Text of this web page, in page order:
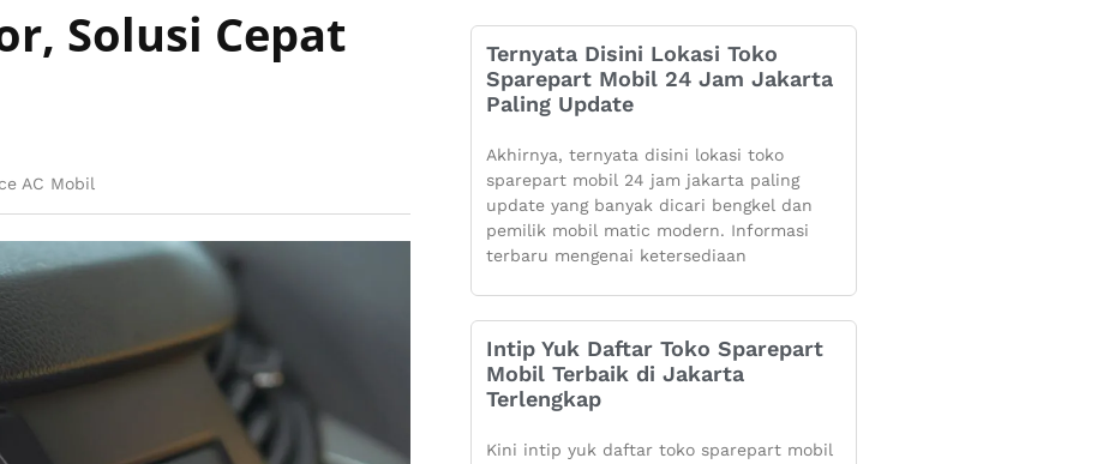
Solusi Cepat
AC Mobil
Ternyata Disini Lokasi Toko
Sparepart Mobil 24 Jam Jakarta
Paling Update
Akhirnya, ternyata disini lokasi toko
sparepart mobil 24 jam jakarta paling
update yang banyak dicari bengkel dan
pemilik mobil matic modern. Informasi
terbaru mengenai ketersediaan
Intip Yuk Daftar Toko Sparepart
Mobil Terbaik di Jakarta
Terlengkap
Kini intip yuk daftar toko sparepart mobil